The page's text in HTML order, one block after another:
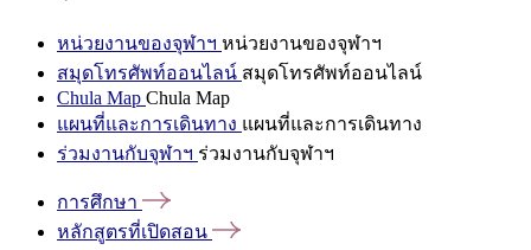
หน่วยงานของจุฬาฯ หน่วยงานของจุฬาฯ
สมุดโทรศัพท์ออนไลน์ สมุดโทรศัพท์ออนไลน์
Chula Map Chula Map
แผนที่และการเดินทาง แผนที่และการเดินทาง
ร่วมงานกับจุฬาฯ ร่วมงานกับจุฬาฯ
การศึกษา
หลักสูตรที่เปิดสอน